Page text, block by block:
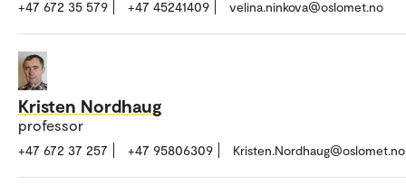
+47 672 35 579 +47 45241409 velina.ninkova@oslomet.no
Kristen Nordhaug
professor
+47 672 37 257 +47 95806309 Kristen.Nordhaug@oslomet.no